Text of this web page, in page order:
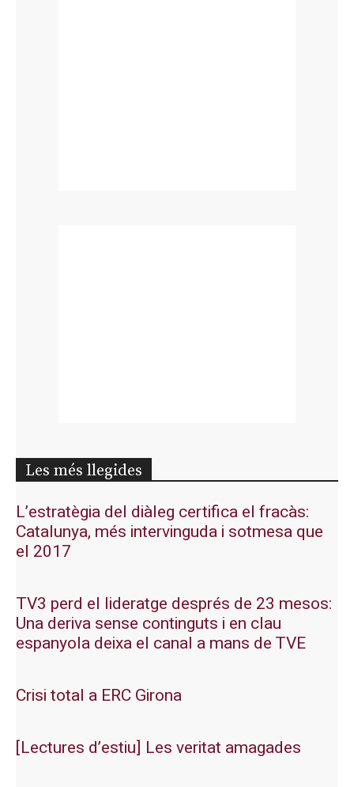
Les més llegides
L’estratègia del diàleg certifica el fracàs:
Catalunya, més intervinguda i sotmesa que
el 2017
TV3 perd el lideratge després de 23 mesos:
Una deriva sense continguts i en clau
espanyola deixa el canal a mans de TVE
Crisi total a ERC Girona
[Lectures d’estiu] Les veritat amagades